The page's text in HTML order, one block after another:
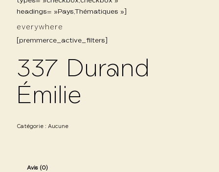
headings= »Pays,Thématiques »]
everywhere
[premmerce_active_filters]
337 Durand
Émilie
Catégorie : Aucune
Avis (0)